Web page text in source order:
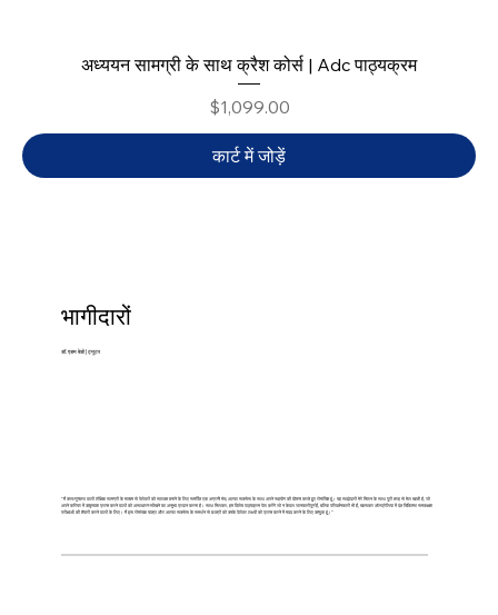
अध्ययन सामग्री के साथ क्रैश कोर्स | Adc पाठ्यक्रम
मूल्य
$1,099.00
कार्ट में जोड़ें
भागीदारों
डॉ. एडम बेडो | ट्यूटर
"मैं उच्च गुणवत्ता वाली शैक्षिक सामग्री के माध्यम से पेशेवरों को सशक्त बनाने के लिए समर्पित एक अग्रणी मंच, अल्फा सक्सेस के साथ अपने सहयोग की घोषणा करते हुए रोमांचित हूं। यह साझेदारी मेरे मिशन के साथ पूरी तरह से मेल खाती है, जो
अपने करियर में उत्कृष्टता प्राप्त करने वालों को असाधारण सीखने का अनुभव प्रदान करना है। साथ मिलकर, हम विशेष पाठ्यक्रम पेश करेंगे जो न केवल जानकारीपूर्ण हैं, बल्कि परिवर्तनकारी भी हैं, खासकर ऑस्ट्रेलिया में दंत चिकित्सा समकक्षता
परीक्षाओं की तैयारी करने वालों के लिए। मैं इस रोमांचक यात्रा और अल्फा सक्सेस के समर्थन से छात्रों को उनके पेशेवर लक्ष्यों को प्राप्त करने में मदद करने के लिए उत्सुक हूं।"